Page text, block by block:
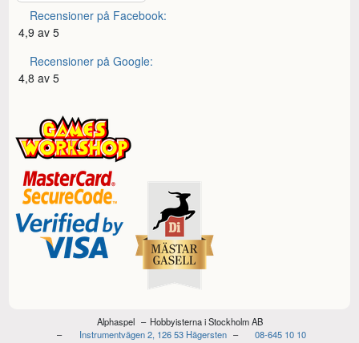
Recensioner på Facebook:
4,9 av 5
Recensioner på Google:
4,8 av 5
Alphaspel
Hobbyisterna i Stockholm AB
Instrumentvägen 2, 126 53 Hägersten
08-645 10 10